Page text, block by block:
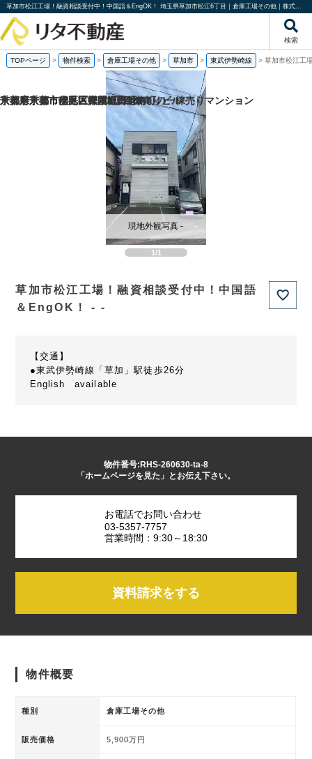
草加市松江工場！融資相談受付中！中国語＆EngOK！ 埼玉県草加市松江6丁目｜倉庫工場その他｜株式会社リタ不動産
検索
TOPページ > 物件検索 > 倉庫工場その他 > 草加市 > 東武伊勢崎線 > 草加市松江工
1/1
現地外観写真 -
草加市松江工場！融資相談受付中！中国語
＆EngOK！ - -
【交通】
●東武伊勢崎線「草加」駅徒歩26分
English available
物件番号:RHS-260630-ta-8
「ホームページを見た」とお伝え下さい。
お電話でお問い合わせ
03-5357-7757
営業時間：9:30～18:30
資料請求をする
物件概要
種別 倉庫工場その他
販売価格 5,900万円
京都府京都市伏見区帯屋町の1棟売りビル
京都府京都市伏見区深草堀田町の
京都府京都市南区吉祥院観音堂南町の一棟売りマンション
千葉県千葉市稲毛区穴川3丁目の